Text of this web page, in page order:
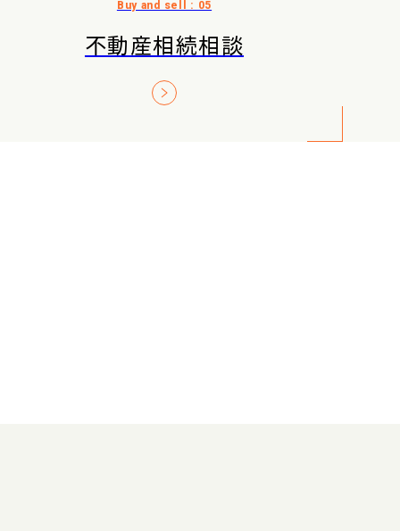
不動産相続相談